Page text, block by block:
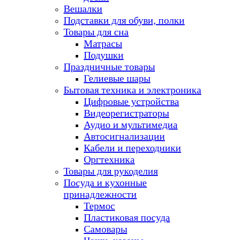
Вешалки
Подставки для обуви, полки
Товары для сна
Матрасы
Подушки
Праздничные товары
Гелиевые шары
Бытовая техника и электроника
Цифровые устройства
Видеорегистраторы
Аудио и мультимедиа
Автосигнализации
Кабели и переходники
Оргтехника
Товары для рукоделия
Посуда и кухонные
принадлежности
Термос
Пластиковая посуда
Самовары